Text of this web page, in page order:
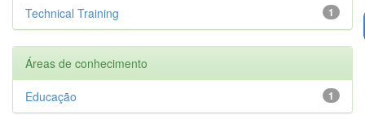
1
Technical Training
Áreas de conhecimento
1
Educação